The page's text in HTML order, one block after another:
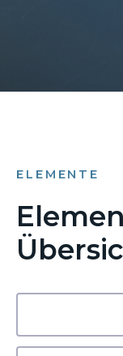
ELEMENTE